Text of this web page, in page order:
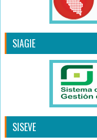
SIAGIE
SISEVE